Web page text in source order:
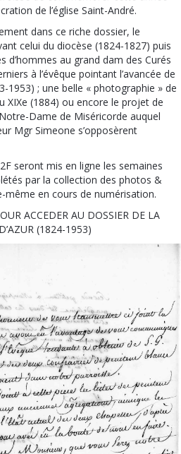
de l’église Saint-André.
dans ce riche dossier, le
celui du diocèse (1824-1827) puis
d’hommes au grand dam des Curés
à l’évêque pointant l’avancée de
1953) ; une belle « photographie » de
XIXe (1884) ou encore le projet de
Dame de Miséricorde auquel
Mgr Simeone s’opposèrent
seront mis en ligne les semaines
par la collection des photos &
même en cours de numérisation.
ACCEDER AU DOSSIER DE LA
(1824-1953)